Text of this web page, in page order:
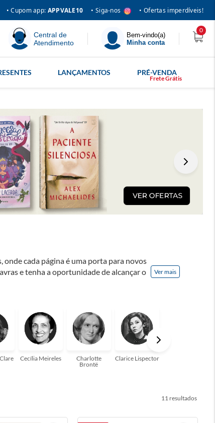
• Cupom app: APPVALE10 • Siga-nos • Ofertas imperdíveis!
Central de
Atendimento
Bem-vindo(a)
Minha conta
0
LANÇAMENTOS PRÉ-VENDA
cada página é uma porta para novos
e tenha a oportunidade de alcançar o
Ver mais
Cecília Meireles
Charlotte
Brontë
Clarice Lispector
11